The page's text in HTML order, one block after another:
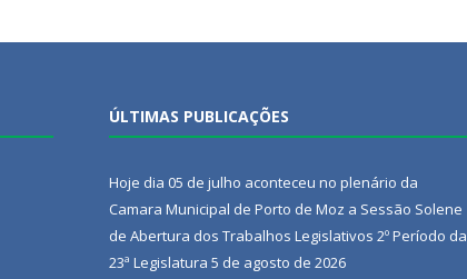
ÚLTIMAS PUBLICAÇÕES
Hoje dia 05 de julho aconteceu no plenário da
Camara Municipal de Porto de Moz a Sessão Solene
de Abertura dos Trabalhos Legislativos 2º Período da
23ª Legislatura 5 de agosto de 2026